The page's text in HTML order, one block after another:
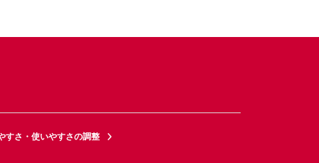
すさ・使いやすさの調整